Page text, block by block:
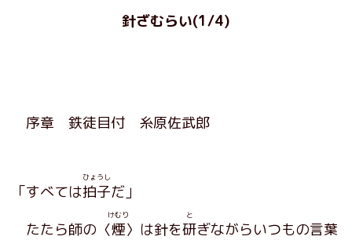
針ざむらい(1/4)
序章 鉄徒目付 糸原佐武郎
「すべては拍子
ひょうし
だ」
たたら師の〈煙
けむり
〉は針を研
と
ぎながらいつもの言葉